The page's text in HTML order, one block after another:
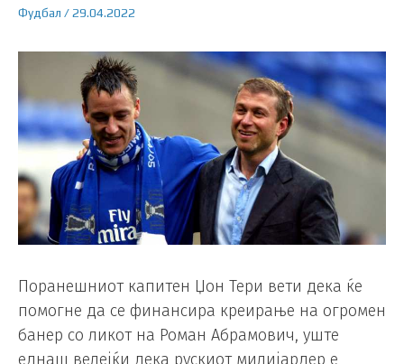
Фудбал /29.04.2022
Поранешниот капитен Џон Тери вети дека ќе
помогне да се финансира креирање на огромен
банер со ликот на Роман Абрамович, уште
еднаш велејќи дека рускиот милијардер е